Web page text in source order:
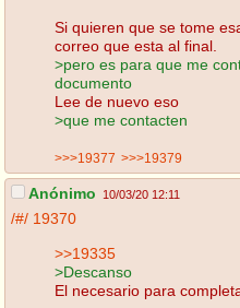
Si quieren que se tome
correo que esta al final.
>pero es para que me
documento
Lee de nuevo eso
>que me contacten
>>>19377 >>>19379
Anónimo 10/03/20 12:11
/#/ 19370
>>19335
>Descanso
El necesario para